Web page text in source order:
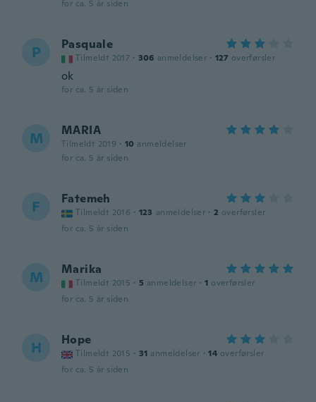
for ca. 5 år siden
P Pasquale
Tilmeldt 2017 · 306 anmeldelser · 127 overførsler
ok
for ca. 5 år siden
M MARIA
Tilmeldt 2019 · 10 anmeldelser
for ca. 5 år siden
F Fatemeh
Tilmeldt 2016 · 123 anmeldelser · 2 overførsler
for ca. 5 år siden
M Marika
Tilmeldt 2015 · 5 anmeldelser · 1 overførsler
for ca. 5 år siden
H Hope
Tilmeldt 2015 · 31 anmeldelser · 14 overførsler
for ca. 5 år siden